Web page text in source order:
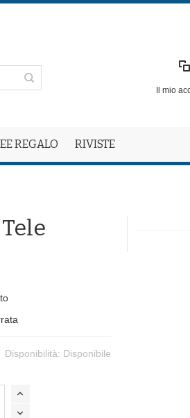
Il mio
REGALO RIVISTE
Disponibilità: Disponibile